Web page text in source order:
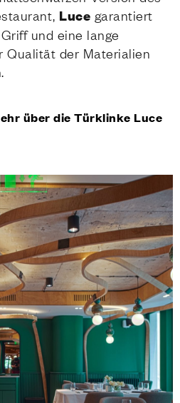
Luce garantiert
und eine lange
Qualität der Materialien
über die Türklinke Luce